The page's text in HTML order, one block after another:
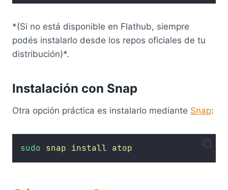
*(Si no está disponible en Flathub, siempre
podés instalarlo desde los repos oficiales de tu
distribución)*.
Instalación con Snap
Otra opción práctica es instalarlo mediante Snap:
sudo snap install atop